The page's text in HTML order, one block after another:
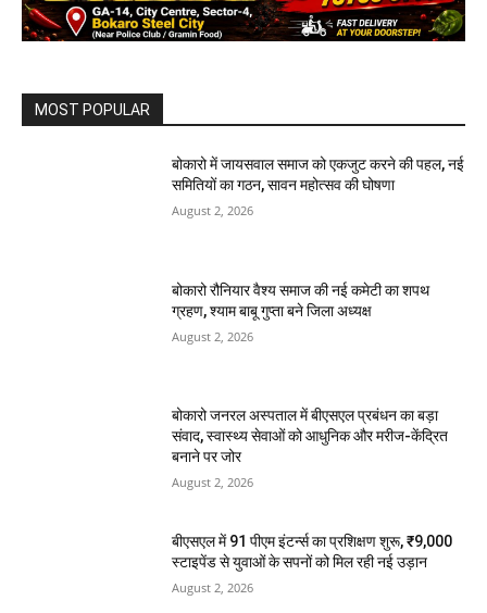
MOST POPULAR
बोकारो में जायसवाल समाज को एकजुट करने की पहल, नई
समितियों का गठन, सावन महोत्सव की घोषणा
August 2, 2026
बोकारो रौनियार वैश्य समाज की नई कमेटी का शपथ
ग्रहण, श्याम बाबू गुप्ता बने जिला अध्यक्ष
August 2, 2026
बोकारो जनरल अस्पताल में बीएसएल प्रबंधन का बड़ा
संवाद, स्वास्थ्य सेवाओं को आधुनिक और मरीज-केंद्रित
बनाने पर जोर
August 2, 2026
बीएसएल में 91 पीएम इंटर्न्स का प्रशिक्षण शुरू, ₹9,000
स्टाइपेंड से युवाओं के सपनों को मिल रही नई उड़ान
August 2, 2026